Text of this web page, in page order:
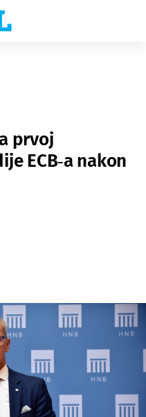
prvoj
ECB‑a nakon